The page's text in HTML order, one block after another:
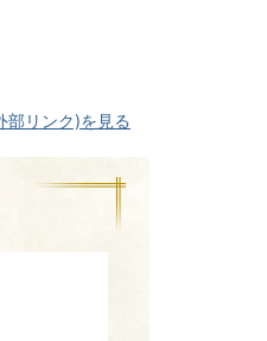
部リンク)を見る